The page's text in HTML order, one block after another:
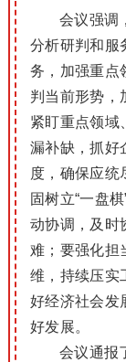
会议强调
分析研判和服
务，加强重点
判当前形势，
紧盯重点领域
漏补缺，抓好
度，确保应统
固树立“一盘
动协调，及时
难；要强化担
维，持续压实
好经济社会发
好发展。
会议通报